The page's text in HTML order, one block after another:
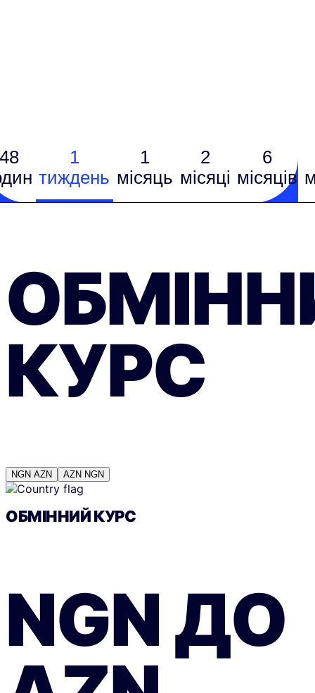
48
1
тиждень
1
місяць
2
місяці
6
місяців
КУРС
NGN AZN AZN NGN
ОБМІННИЙ КУРС
NGNДО